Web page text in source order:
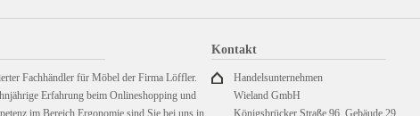
Fachhändler für Möbel der Firma Löffler.
Erfahrung beim Onlineshopping und
im Bereich Ergonomie sind Sie bei uns in
Kontakt
Handelsunternehmen
Wieland GmbH
Königsbrücker Straße 96, Gebäude 29